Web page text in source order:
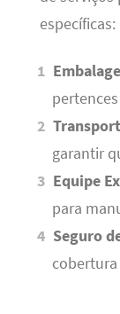
específicas:
garantir
Equipe
para
Seguro